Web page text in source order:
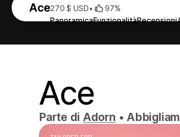
Ace
PanoramicaFunzionalitàRecensioni
270 $ USD• 97%
Ace
Parte di Adorn •